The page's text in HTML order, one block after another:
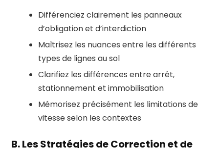
Différenciez clairement les panneaux
d’obligation et d’interdiction
Maîtrisez les nuances entre les différents
types de lignes au sol
Clarifiez les différences entre arrêt,
stationnement et immobilisation
Mémorisez précisément les limitations de
vitesse selon les contextes
B. Les Stratégies de Correction et de